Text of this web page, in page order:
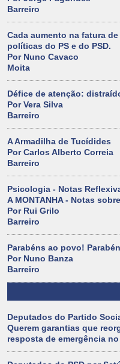
Barreiro
Cada aumento na fatura
políticas do PS e do PSD.
Por Nuno Cavaco
Moita
Défice de atenção:
Por Vera Silva
Barreiro
A Armadilha de Tucídides
Por Carlos Alberto Correia
Barreiro
Psicologia - Notas
A MONTANHA - Notas
Por Rui Grilo
Barreiro
Parabéns ao povo!
Por Nuno Banza
Barreiro
Deputados do Partido
Querem garantias que
resposta de emergência